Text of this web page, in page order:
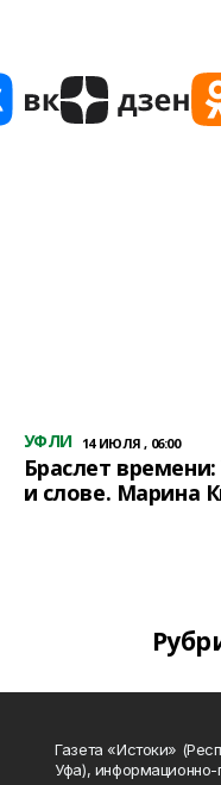
УФЛИ 14 ИЮЛЯ , 06:00
Браслет
и слове. Марина
Газета «Истоки»
Уфа), информационно-